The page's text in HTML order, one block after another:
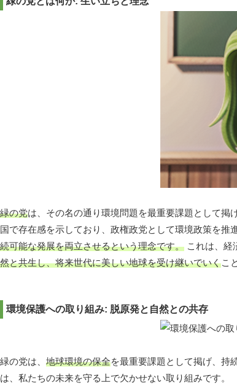
緑の党は、その名の通り環境問題を最重要課題として
国で存在感を示しており、政権政党として環境政策を推
続可能な発展を両立させるという理念です。 これは、経
然と共生し、将来世代に美しい地球を受け継いでいくこ
環境保護への取り組み: 脱原発と自然との共存
緑の党は、 地球環境の保全を最重要課題として掲げ、持
は、私たちの未来を守る上で欠かせない取り組みです。